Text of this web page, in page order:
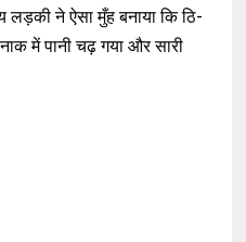
ने ऐसा मुँह बनाया कि ठि-
में पानी चढ़ गया और सारी